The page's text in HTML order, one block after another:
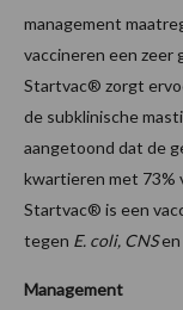
management
vaccineren een zeer
Startvac® zorgt
de subklinische
aangetoond dat de
kwartieren met 73%
Startvac® is een
tegen E. coli, CNSen
Management